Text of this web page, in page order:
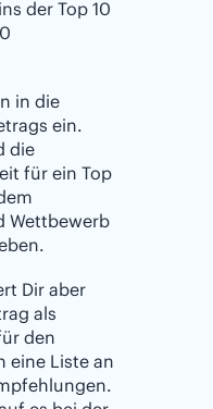
der Top 10
in die
ein.
die
für ein Top
Wettbewerb
Dir aber
als
den
eine Liste an